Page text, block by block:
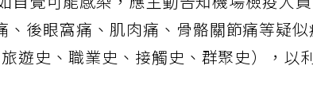
自覺可能感染，應主動告知機場檢疫人
後眼窩痛、肌肉痛、骨骼關節痛等疑似
遊史、職業史、接觸史、群聚史），以